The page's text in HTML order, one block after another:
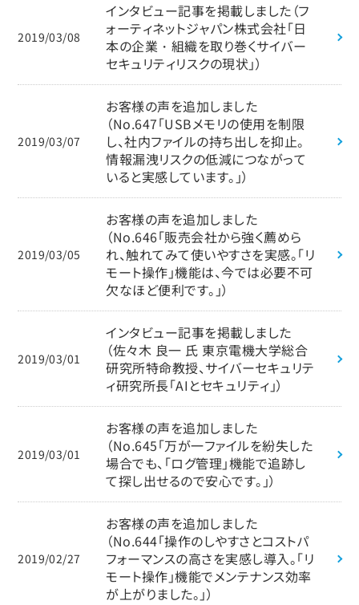
2019/03/08
インタビュー記事を掲載しました（フ
ォーティネットジャパン株式会社「日
本の企業・組織を取り巻くサイバー
セキュリティリスクの現状」）
2019/03/07
お客様の声を追加しました
（No.647「USBメモリの使用を制限
し、社内ファイルの持ち出しを抑止。
情報漏洩リスクの低減につながって
いると実感しています。」）
2019/03/05
お客様の声を追加しました
（No.646「販売会社から強く薦めら
れ、触れてみて使いやすさを実感。「リ
モート操作」機能は、今では必要不可
欠なほど便利です。」）
2019/03/01
インタビュー記事を掲載しました
（佐々木 良一 氏 東京電機大学総合
研究所特命教授、サイバーセキュリテ
ィ研究所長「AIとセキュリティ」）
2019/03/01
お客様の声を追加しました
（No.645「万が一ファイルを紛失した
場合でも、「ログ管理」機能で追跡し
て探し出せるので安心です。」）
2019/02/27
お客様の声を追加しました
（No.644「操作のしやすさとコストパ
フォーマンスの高さを実感し導入。「リ
モート操作」機能でメンテナンス効率
が上がりました。」）